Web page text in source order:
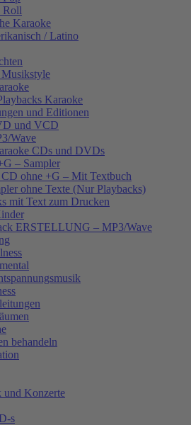
Roll
Karaoke
/ Latino
Karaoke
und Editionen
und VCD
Wave
CDs und DVDs
– Sampler
CD ohne +G – Mit Textbuch
ohne Texte (Nur Playbacks)
mit Text zum Drucken
ERSTELLUNG – MP3/Wave
behandeln
Konzerte
s